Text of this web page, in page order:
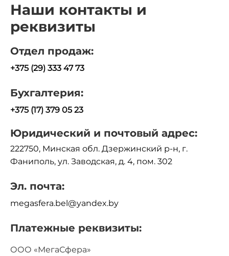
Наши контакты и
реквизиты
Отдел продаж:
+375 (29) 333 47 73
Бухгалтерия:
+375 (17) 379 05 23
Юридический и почтовый адрес:
222750, Минская обл. Дзержинский р-н, г.
Фаниполь, ул. Заводская, д. 4, пом. 302
Эл. почта:
megasfera.bel@yandex.by
Платежные реквизиты:
ООО «МегаСфера»